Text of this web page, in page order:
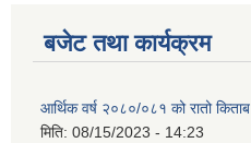
बजेट तथा कार्यक्रम
आर्थिक वर्ष २०८०/०८१ को रातो किताब
मिति: 08/15/2023 - 14:23